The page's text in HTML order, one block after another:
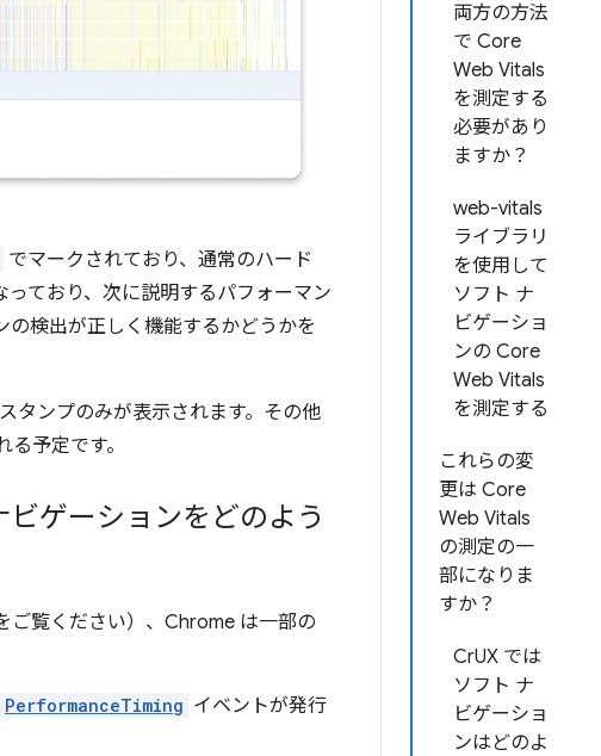
両方の方法
で Core
Web Vitals
を測定する
必要があり
ますか？
web-vitals
ライブラリ
を使用して
ソフト ナ
ビゲーショ
ンの Core
Web Vitals
を測定する
これらの変
更は Core
Web Vitals
の測定の一
部になりま
すか？
CrUX では
ソフト ナ
ビゲーショ
ンはどのよ
でマークされており、通常のハード
ており、次に説明するパフォーマン
の検出が正しく機能するかどうかを
タンプのみが表示されます。その他
予定です。
ゲーションをどのよう
ご覧ください）、Chrome は一部の
PerformanceTiming イベントが発行